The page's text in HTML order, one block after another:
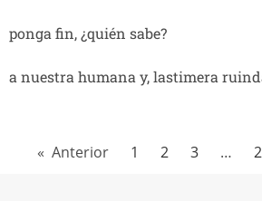
ponga fin, ¿quién sabe?
a nuestra humana y, lastimera
« Anterior 1 2 3 …